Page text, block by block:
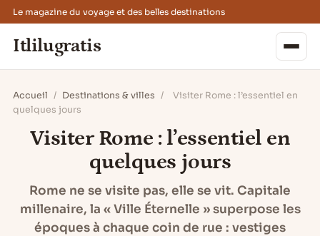
Le magazine du voyage et des belles destinations
Itlilugratis
Accueil / Destinations & villes /
Visiter Rome : l’essentiel en
quelques jours
Visiter Rome : l’essentiel en
quelques jours
Rome ne se visite pas, elle se vit. Capitale
millenaire, la « Ville Éternelle » superpose les
époques à chaque coin de rue : vestiges